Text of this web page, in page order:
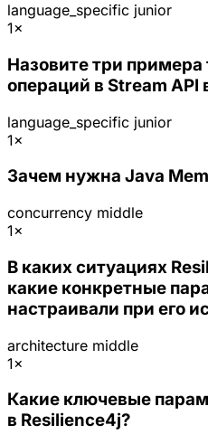
language_specific junior
1×
Назовите три
операций в Stream API
language_specific junior
1×
Зачем нужна Java
concurrency middle
1×
В каких ситуациях
какие конкретные
настраивали при его
architecture middle
1×
Какие ключевые
в Resilience4j?